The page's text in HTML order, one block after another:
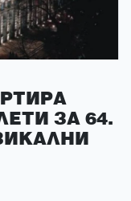
ЗА 64.